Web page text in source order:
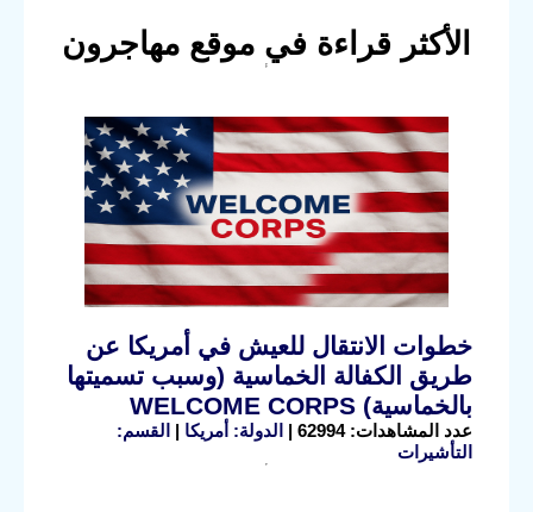
الأكثر قراءة في موقع مهاجرون
خطوات الانتقال للعيش في أمريكا عن
طريق الكفالة الخماسية (وسبب تسميتها
بالخماسية) WELCOME CORPS
عدد المشاهدات: 62994 | الدولة: أمريكا | القسم:
التأشيرات